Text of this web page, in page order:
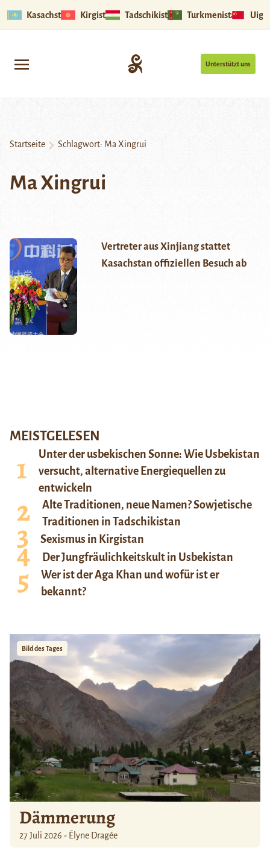
Kasachstan Kirgistan Tadschikistan Turkmenistan
Unterstützt uns
Startseite Schlagwort: Ma Xingrui
Ma Xingrui
Vertreter aus Xinjiang stattet
Kasachstan offiziellen Besuch ab
MEISTGELESEN
Unter der usbekischen Sonne: Wie Usbekistan
versucht, alternative Energiequellen zu
entwickeln
Alte Traditionen, neue Namen? Sowjetische
Traditionen in Tadschikistan
Sexismus in Kirgistan
Der Jungfräulichkeitskult in Usbekistan
Wer ist der Aga Khan und wofür ist er
bekannt?
Bild des Tages
Dämmerung
27 Juli 2026 - Élyne Dragée